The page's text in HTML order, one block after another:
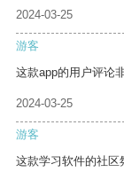
2024-03-25
游客
这款app的用户评论
2024-03-25
游客
这款学习软件的社区